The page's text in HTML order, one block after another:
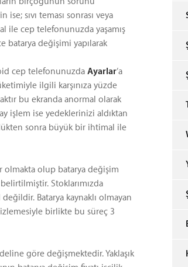
sıvı teması sonrası veya
ile cep telefonunuzda yaşamış
batarya değişimi yapılarak
cep telefonunuzda Ayarlar’a
ilgili karşınıza yüzde
bu ekranda anormal olarak
işlem ise yedeklerinizi aldıktan
sonra büyük bir ihtimal ile
olmakta olup batarya değişim
Stoklarımızda
Batarya kaynaklı olmayan
birlikte bu süreç 3
göre değişmektedir. Yaklaşık